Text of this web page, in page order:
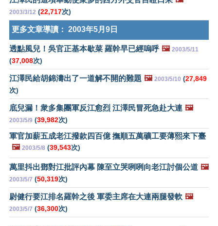
2003/3/12 (22,717次)
更多文章導讀： 2003年5月9日
透點風兒！吳官正基本歇菜 羅幹早已經嗚呼 🖼️ 2003/5/11
(37,008次)
江澤民給胡錦濤出了一道解不開的難題 🖼️ 2003/5/10 (27,849
次)
底兒漏！衆多集團軍反江愈烈 江澤民冒死急赴大連 🖼️
2003/5/9 (39,982次)
軍官加薪五成老江撥款四百億 撫順五萬礦工要薄熙來下臺
🖼️ 2003/5/8 (39,543次)
萬里抖出鄧對江批評內幕 陳至立哭咧咧向老江討個公道 🖼️
2003/5/7 (50,319次)
尉健行要江排名羅幹之後 軍委主席在大連兩腿發軟 🖼️
2003/5/7 (36,300次)